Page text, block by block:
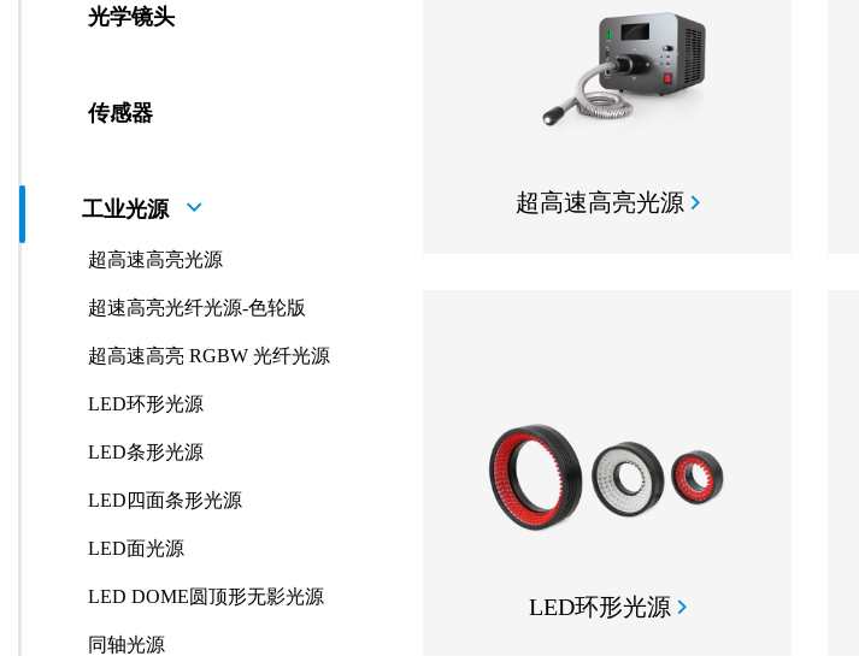
光学镜头
传感器
工业光源
超高速高亮光源
超速高亮光纤光源-色轮版
超高速高亮 RGBW 光纤光源
LED环形光源
LED条形光源
LED四面条形光源
LED面光源
LED DOME圆顶形无影光源
同轴光源
超高速高亮光源
LED环形光源